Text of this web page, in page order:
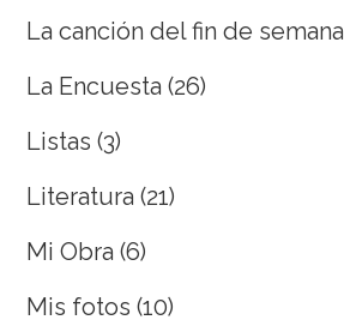
La canción del fin de semana
La Encuesta (26)
Listas (3)
Literatura (21)
Mi Obra (6)
Mis fotos (10)